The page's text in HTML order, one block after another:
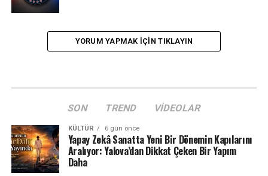
YORUM YAPMAK IÇIN TIKLAYIN
SON TREND VIDEOLAR
KÜLTÜR 6 gün önce
Yapay Zekâ Sanatta Yeni Bir Dönemin Kapılarını
Aralıyor: Yalova’dan Dikkat Çeken Bir Yapım
Daha